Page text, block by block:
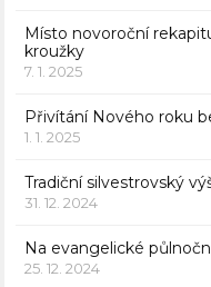
Místo novoroční
kroužky
7. 1. 2025
Přivítání Nového roku
1. 1. 2025
Tradiční silvestrovský
31. 12. 2024
Na evangelické
25. 12. 2024